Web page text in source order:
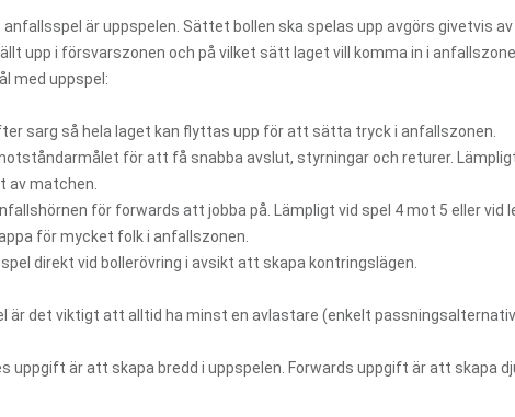
är uppspelen. Sättet bollen ska spelas upp avgörs givetvis av
upp i försvarszonen och på vilket sätt laget vill komma in i
med uppspel:
sarg så hela laget kan flyttas upp för att sätta tryck i anfallszonen.
för att få snabba avslut, styrningar och returer.
av matchen.
för forwards att jobba på. Lämpligt vid spel 4 mot 5 eller vid
för mycket folk i anfallszonen.
direkt vid bollerövring i avsikt att skapa kontringslägen.
är det viktigt att alltid ha minst en avlastare (enkelt
uppgift är att skapa bredd i uppspelen. Forwards uppgift är att skapa